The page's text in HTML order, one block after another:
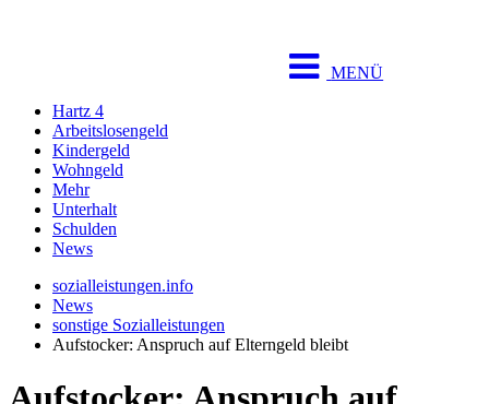
MENÜ
Hartz 4
Arbeitslosengeld
Kindergeld
Wohngeld
Mehr
Unterhalt
Schulden
News
sozialleistungen.info
News
sonstige Sozialleistungen
Aufstocker: Anspruch auf Elterngeld bleibt